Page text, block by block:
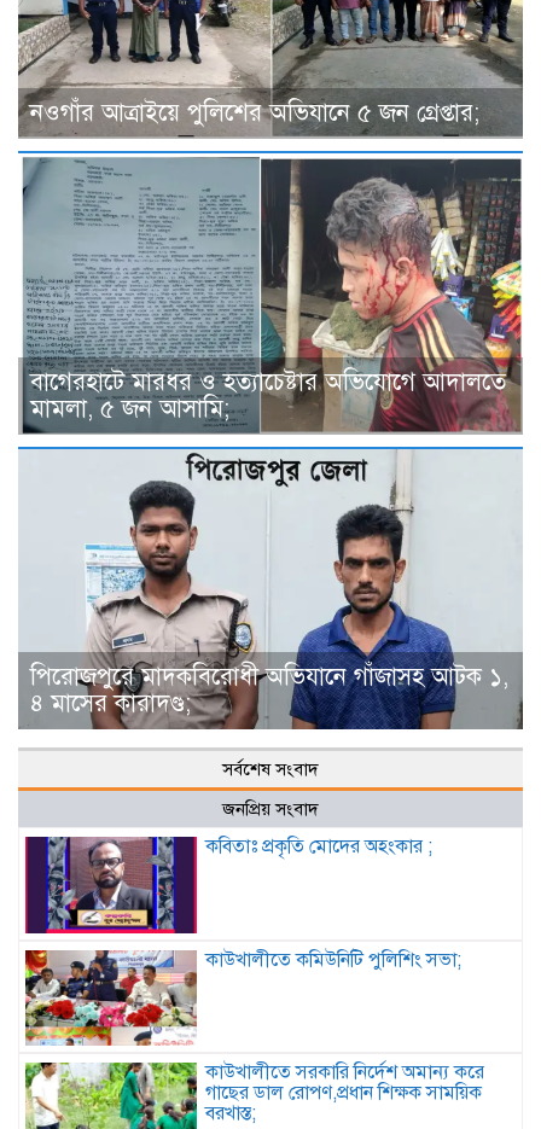
নওগাঁর আত্রাইয়ে পুলিশের অভিযানে ৫ জন গ্রেপ্তার;
বাগেরহাটে মারধর ও হত্যাচেষ্টার অভিযোগে আদালতে
মামলা, ৫ জন আসামি;
পিরোজপুরে মাদকবিরোধী অভিযানে গাঁজাসহ আটক ১,
৪ মাসের কারাদণ্ড;
সর্বশেষ সংবাদ
জনপ্রিয় সংবাদ
কবিতাঃ প্রকৃতি মোদের অহংকার ;
কাউখালীতে কমিউনিটি পুলিশিং সভা;
কাউখালীতে সরকারি নির্দেশ অমান্য করে
গাছের ডাল রোপণ,প্রধান শিক্ষক সাময়িক
বরখাস্ত;